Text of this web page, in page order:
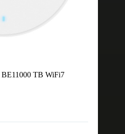
TB WiFi7